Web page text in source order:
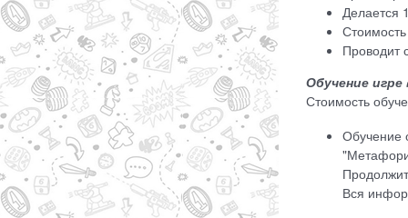
Делается
Проводит
Обучение игре
Стоимость
Обучение
Вся